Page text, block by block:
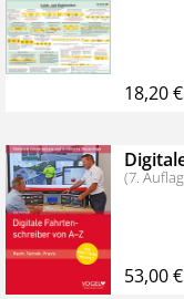
Bestellen Sie jetzt
Kennenlern-Abo
Monaten brauchen
Abonnement
weiteren
18,20 €
(7.
53,00 €